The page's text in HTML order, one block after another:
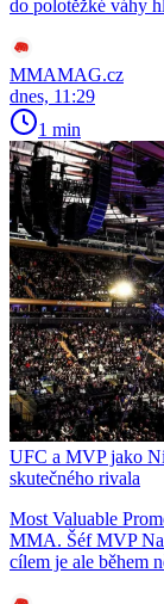
do polotěžké váhy
MMAMAG.cz
dnes, 11:29
1 min
UFC a MVP jako
skutečného rivala
Most Valuable
MMA. Šéf MVP
cílem je ale během